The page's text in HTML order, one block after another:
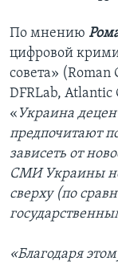
По мнению
цифровой
совета» (Roman
DFRLab, Atlantic
« Украина
предпочитают
зависеть от
СМИ Украины
сверху (по
«Благодаря